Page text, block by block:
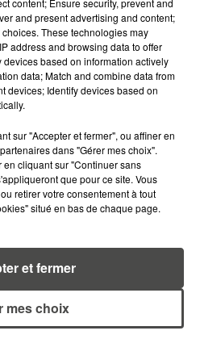
: EST-IL
OBLIGATOIRE DE
LE MATIN ?
ROUGE SUR LES
: LE GRAND OUEST SE
and present advertising and content;
These technologies may
address and browsing data to offer
based on information actively
data; Match and combine data from
devices; Identify devices based on
sur "Accepter et fermer", ou affiner en
dans "Gérer mes choix".
cliquant sur "Continuer sans
que pour ce site. Vous
retirer votre consentement à tout
situé en bas de chaque page.
mes choix
et fermer